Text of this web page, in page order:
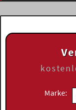
Marke: